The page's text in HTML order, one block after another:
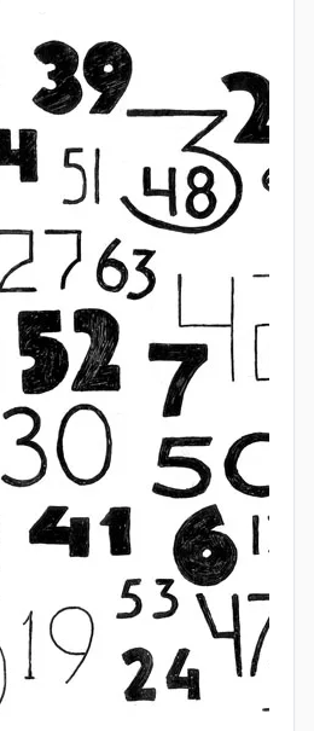
тайн» — то есть не
традицию.
папируса хранится в
а отдельные
В нём содержится 84
все они носят прикладной
зерна до разметки полей.
дроби
особенностей папируса —
почти не
вида 2/3, 3/4 и т. п. Вместо
представить любую дробь
дробей — тех, у которых
вместо 3/4 писали
специальная таблица
2/n на такие суммы. Это
без которой
были бы крайне
таблица занимает около
настолько важной была
древних писцов.